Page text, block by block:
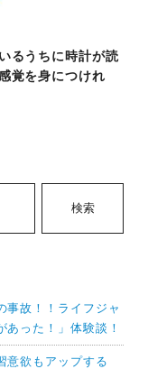
るうちに時計が読
覚を身につけれ
検索
事故！！ライフジャ
った！」体験談！
意欲もアップする